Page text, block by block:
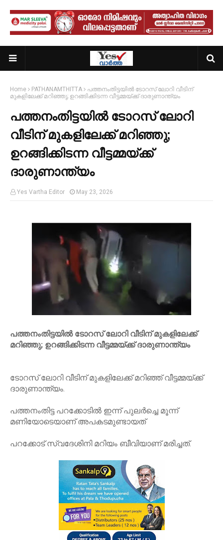
Home PATHANAMTHITTA
പത്തനംതിട്ടയിൽ ടോറസ് ലോറി വീടിന്
മുകളിലേക്ക് മറിഞ്ഞു; ഉറങ്ങിക്കിടന്ന വീട്ടമ്മയ്ക്ക് ദാരുണാന്ത്യം
പത്തനംതിട്ടയിൽ ടോറസ് ലോറി
വീടിന് മുകളിലേക്ക് മറിഞ്ഞു;
ഉറങ്ങിക്കിടന്ന വീട്ടമ്മയ്ക്ക്
ദാരുണാന്ത്യം
Yes Vartha Editor May 23, 2026
പത്തനംതിട്ടയിൽ ടോറസ് ലോറി വീടിന് മുകളിലേക്ക്
മറിഞ്ഞു; ഉറങ്ങിക്കിടന്ന വീട്ടമ്മയ്ക്ക് ദാരുണാന്ത്യം
ടോറസ് ലോറി വീടിന് മുകളിലേക്ക് മറിഞ്ഞ് വീട്ടമ്മയ്ക്ക്
ദാരുണാന്ത്യം.
പത്തനംതിട്ട പറക്കോടില്‍ ഇന്ന് പുലര്‍ച്ചെ മൂന്ന്
മണിയോടെയാണ് അപകടമുണ്ടായത്
പറക്കോട് സ്വദേശിനി മറിയം ബീവിയാണ് മരിച്ചത്.